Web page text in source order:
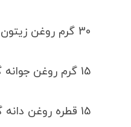
30 گرم روغن زیتون یا نارگیل
15 گرم روغن جوانه گندم
15 قطره روغن دانه گل گاو زبان یا روغن هویج